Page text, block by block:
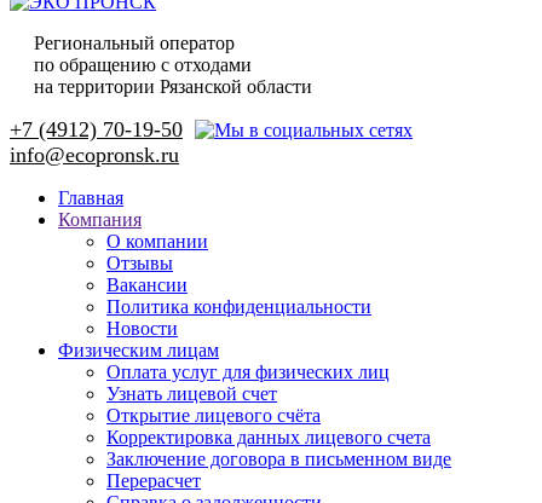
Региональный оператор
по обращению с отходами
на территории Рязанской области
+7 (4912) 70-19-50
Главная
Компания
О компании
Отзывы
Вакансии
Политика конфиденциальности
Новости
Физическим лицам
Оплата услуг для физических лиц
Узнать лицевой счет
Открытие лицевого счёта
Корректировка данных лицевого счета
Заключение договора в письменном виде
Перерасчет